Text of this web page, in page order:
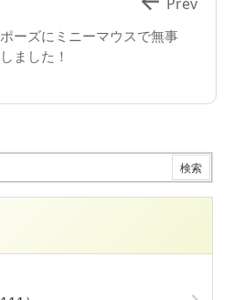
ーズにミニーマウスで無事
ました！